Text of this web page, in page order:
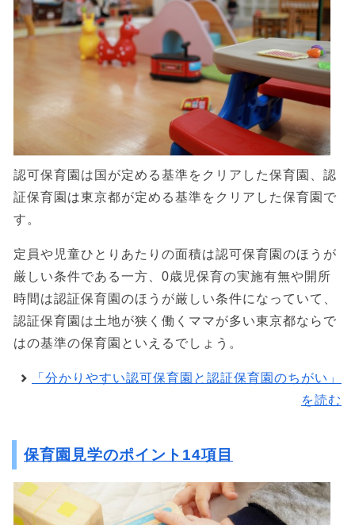
認可保育園は国が定める基準をクリアした保育園、認
証保育園は東京都が定める基準をクリアした保育園で
す。
定員や児童ひとりあたりの面積は認可保育園のほうが
厳しい条件である一方、0歳児保育の実施有無や開所
時間は認証保育園のほうが厳しい条件になっていて、
認証保育園は土地が狭く働くママが多い東京都ならで
はの基準の保育園といえるでしょう。
「分かりやすい認可保育園と認証保育園のちがい」
を読む
保育園見学のポイント14項目